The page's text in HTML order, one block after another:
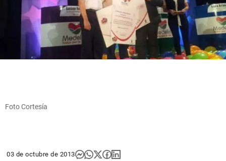
Foto Cortesía
03 de octubre de 2013